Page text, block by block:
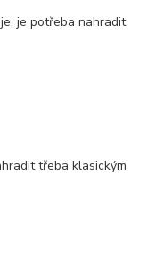
je potřeba nahradit
třeba klasickým